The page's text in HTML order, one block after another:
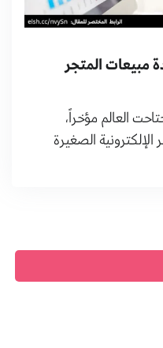
مبيعات المتجر
العالم مؤخراً،
الصغيرة